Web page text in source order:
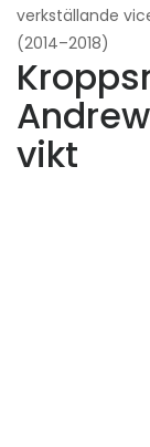
verkställande
(2014–2018)
vikt